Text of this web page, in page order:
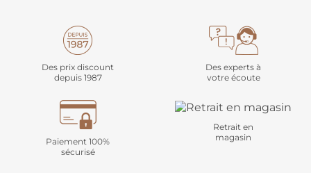
Des prix discount
depuis 1987
Des experts à
votre écoute
Paiement 100%
sécurisé
Retrait en
magasin